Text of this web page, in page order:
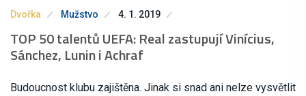
Dvořka Mužstvo 4. 1. 2019
TOP 50 talentů UEFA: Real zastupují Vinícius,
Sánchez, Lunin i Achraf
Budoucnost klubu zajištěna. Jinak si snad ani nelze vysvětlit